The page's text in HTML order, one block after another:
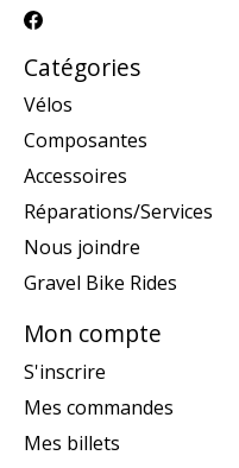
Catégories
Vélos
Composantes
Accessoires
Réparations/Services
Nous joindre
Gravel Bike Rides
Mon compte
S'inscrire
Mes commandes
Mes billets